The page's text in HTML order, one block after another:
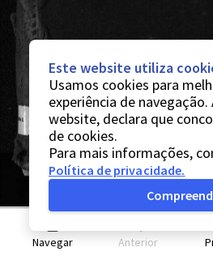
Navegar Anterior
Este website utiliza
Usamos cookies para
experiência de
website, declara que
de cookies.
Para mais informações,
Política de privacidade.